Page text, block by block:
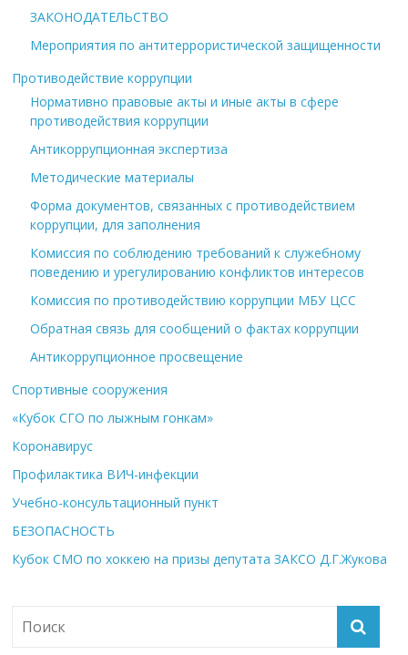
ЗАКОНОДАТЕЛЬСТВО
Мероприятия по антитеррористической защищенности
Противодействие коррупции
Нормативно правовые акты и иные акты в сфере
противодействия коррупции
Антикоррупционная экспертиза
Методические материалы
Форма документов, связанных с противодействием
коррупции, для заполнения
Комиссия по соблюдению требований к служебному
поведению и урегулированию конфликтов интересов
Комиссия по противодействию коррупции МБУ ЦСС
Обратная связь для сообщений о фактах коррупции
Антикоррупционное просвещение
Спортивные сооружения
«Кубок СГО по лыжным гонкам»
Коронавирус
Профилактика ВИЧ-инфекции
Учебно-консультационный пункт
БЕЗОПАСНОСТЬ
Кубок СМО по хоккею на призы депутата ЗАКСО Д.Г.Жукова